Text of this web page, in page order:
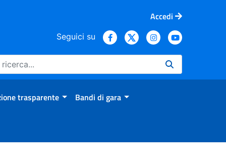
Accedi
Seguici su
trasparente Bandi di gara